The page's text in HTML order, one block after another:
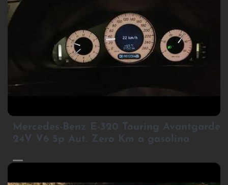
2
Mercedes-Benz E-320 Touring Avantgarde
24V V6 5p Aut. Zero Km a gasolina